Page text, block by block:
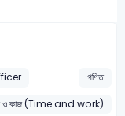
গণিত
ও কাজ (Time and work)